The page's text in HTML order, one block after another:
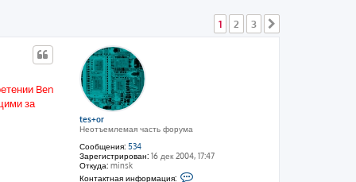
1 2 3
tes+or
Неотъемлемая часть форума
Сообщения: 534
Зарегистрирован: 16 дек 2004, 17:47
Откуда: minsk
Контактная информация:
Ben
за